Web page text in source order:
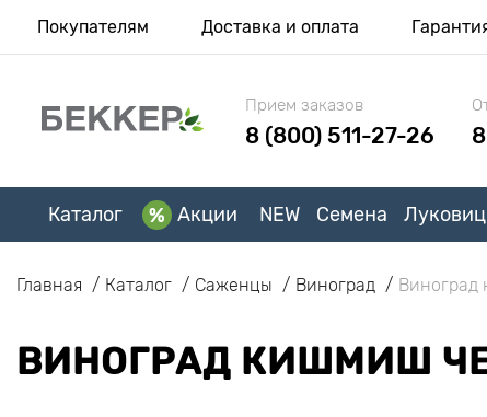
Покупателям Доставка и оплата
Прием заказов
8 (800) 511-27-26
Каталог Акции NEW Семена
Главная Каталог Саженцы Виноград
ВИНОГРАД КИШМИШ